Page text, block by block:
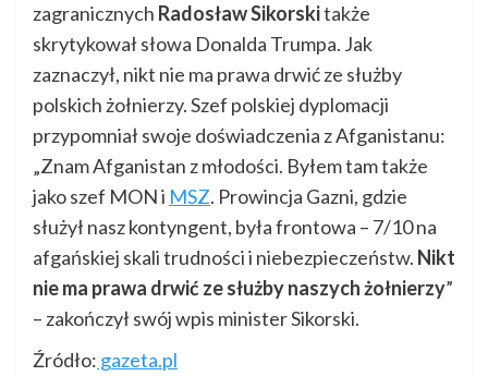
zagranicznych Radosław Sikorskitakże
skrytykował słowa Donalda Trumpa. Jak
zaznaczył, nikt nie ma prawa drwić ze służby
polskich żołnierzy. Szef polskiej dyplomacji
przypomniał swoje doświadczenia z Afganistanu:
„Znam Afganistan z młodości. Byłem tam także
jako szef MON i MSZ. Prowincja Gazni, gdzie
służył nasz kontyngent, była frontowa – 7/10 na
afgańskiej skali trudności i niebezpieczeństw. Nikt
nie ma prawa drwić ze służby naszych żołnierzy”
– zakończył swój wpis minister Sikorski.
Źródło: gazeta.pl